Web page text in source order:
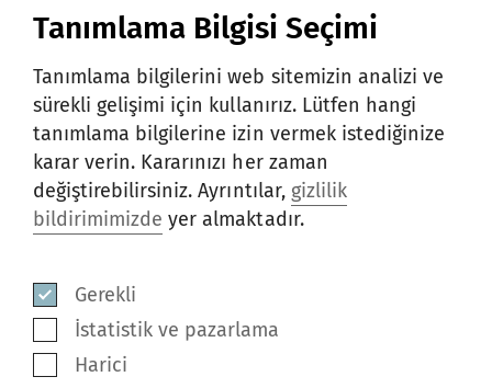
optimize etmemizi mümkün
kıldı. Bu sistemin gelecekte neler
getireceği bizi çok
heyecanlandırıyor.
A K Saini, Genel Müdür Sagar Manufacturers Pvt. Ltd.
ESSENTIAL MODÜLLERI
Tanımlama Bilgisi Seçimi
Tanımlama bilgilerini web sitemizin analizi ve
sürekli gelişimi için kullanırız. Lütfen hangi
tanımlama bilgilerine izin vermek istediğinize
karar verin. Kararınızı her zaman
değiştirebilirsiniz. Ayrıntılar, gizlilik
bildirimimizde yer almaktadır.
Gerekli
İstatistik ve pazarlama
Harici